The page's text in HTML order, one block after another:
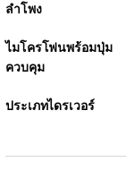
ลำโพง
ไมโครโฟนพร้อมปุ่ม
ควบคุม
ประเภทไดรเวอร์